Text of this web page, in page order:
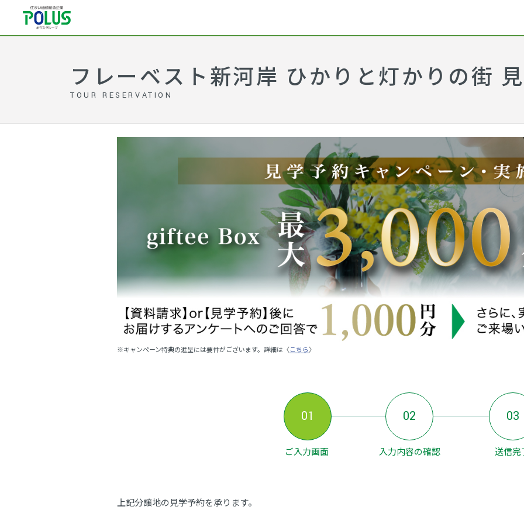
フレーベスト新河岸 ひかりと灯かりの街
TOUR RESERVATION
※キャンペーン特典の進呈には要件がございます。詳細は〈こちら〉
01
ご入力画面
02
入力内容の確認
03
送信完
上記分譲地の見学予約を承ります。